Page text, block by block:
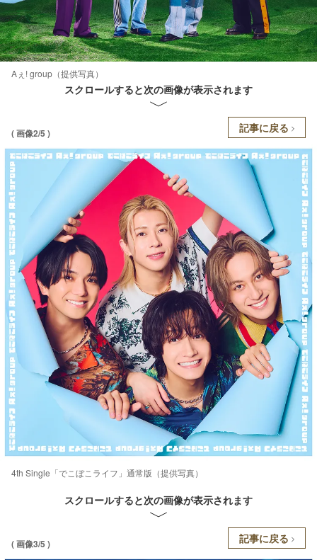
Aぇ! group（提供写真）
スクロールすると次の画像が表示されます
( 画像2/5 ) 記事に戻る
4th Single「でこぼこライフ」通常版（提供写真）
スクロールすると次の画像が表示されます
( 画像3/5 ) 記事に戻る